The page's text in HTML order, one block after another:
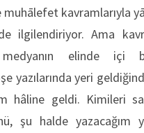
kavramlarıyla
ilgilendiriyor. Ama
elinde içi
yazılarında yeri
hâline geldi. Kimileri
şu halde yazacağım